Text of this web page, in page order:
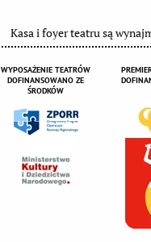
Kasa i foyer teatru są
WYPOSAŻENIE TEATRÓW
DOFINANSOWANO ZE
ŚRODKÓW